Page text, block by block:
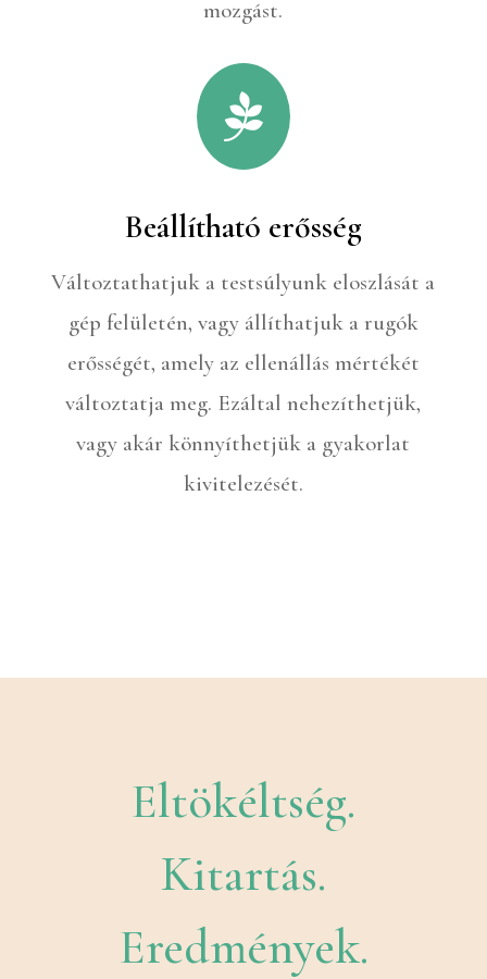
mozgást.

Beállítható erősség
Változtathatjuk a testsúlyunk eloszlását a
gép felületén, vagy állíthatjuk a rugók
erősségét, amely az ellenállás mértékét
változtatja meg. Ezáltal nehezíthetjük,
vagy akár könnyíthetjük a gyakorlat
kivitelezését.
Eltökéltség.
Kitartás.
Eredmények.